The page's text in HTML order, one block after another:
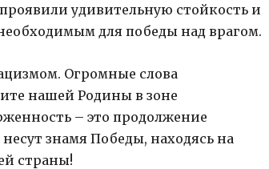
удивительную стойкость и
для победы над врагом.
Огромные слова
нашей Родины в зоне
– это продолжение
знамя Победы, находясь на
страны!